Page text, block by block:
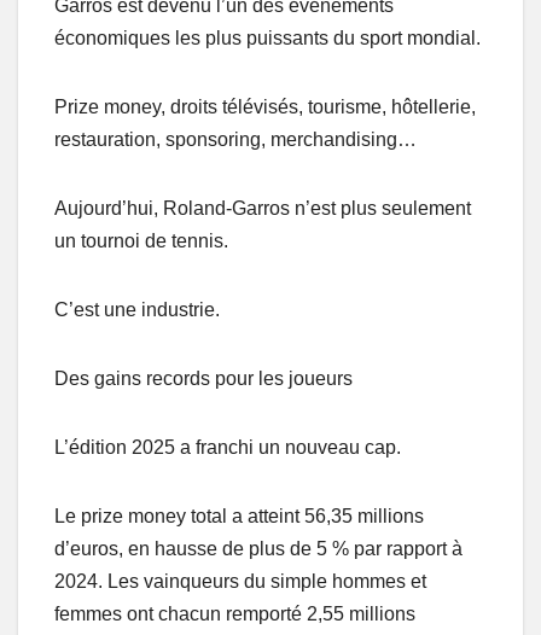
Garros est devenu l’un des événements
économiques les plus puissants du sport mondial.
Prize money, droits télévisés, tourisme, hôtellerie,
restauration, sponsoring, merchandising…
Aujourd’hui, Roland-Garros n’est plus seulement
un tournoi de tennis.
C’est une industrie.
Des gains records pour les joueurs
L’édition 2025 a franchi un nouveau cap.
Le prize money total a atteint 56,35 millions
d’euros, en hausse de plus de 5 % par rapport à
2024. Les vainqueurs du simple hommes et
femmes ont chacun remporté 2,55 millions